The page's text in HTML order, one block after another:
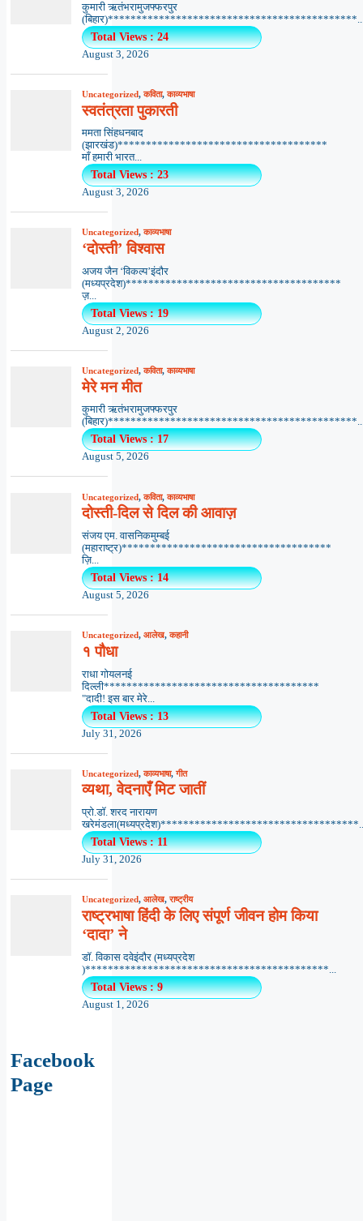
कुमारी ऋतंभरामुजफ्फरपुर
Total Views : 24
August 3, 2026
Uncategorized,कविता,काव्यभाषा
स्वतंत्रता पुकारती
ममता सिंहधनबाद
(झारखंड)*************************************
माँ हमारी भारत...
Total Views : 23
August 3, 2026
Uncategorized,काव्यभाषा
‘दोस्ती’ विश्वास
अजय जैन ‘विकल्प’इंदौर
(मध्यप्रदेश)**************************************
ज़...
Total Views : 19
August 2, 2026
Uncategorized,कविता,काव्यभाषा
मेरे मन मीत
कुमारी ऋतंभरामुजफ्फरपुर
Total Views : 17
August 5, 2026
Uncategorized,कविता,काव्यभाषा
दोस्ती-दिल से दिल की आवाज़
संजय एम. वासनिकमुम्बई
(महाराष्ट्र)*************************************
ज़ि...
Total Views : 14
August 5, 2026
Uncategorized, आलेख,कहानी
१ पौधा
राधा गोयलनई
दिल्ली**************************************
"दादी! इस बार मेरे...
Total Views : 13
July 31, 2026
Uncategorized,काव्यभाषा,गीत
व्यथा, वेदनाएँ मिट जातीं
प्रो.डॉ. शरद नारायण
Total Views : 11
July 31, 2026
Uncategorized, आलेख,राष्ट्रीय
राष्ट्रभाषा हिंदी के लिए संपूर्ण जीवन होम किया
‘दादा’ ने
डॉ. विकास दवेइंदौर (मध्यप्रदेश
)*******************************************...
Total Views : 9
August 1, 2026
Facebook
Page